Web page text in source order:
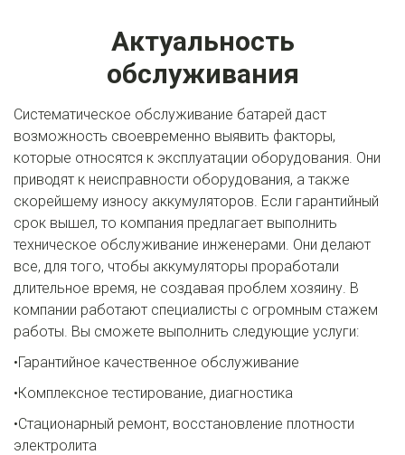
Актуальность
обслуживания
Систематическое обслуживание батарей даст
возможность своевременно выявить факторы,
которые относятся к эксплуатации оборудования. Они
приводят к неисправности оборудования, а также
скорейшему износу аккумуляторов. Если гарантийный
срок вышел, то компания предлагает выполнить
техническое обслуживание инженерами. Они делают
все, для того, чтобы аккумуляторы проработали
длительное время, не создавая проблем хозяину. В
компании работают специалисты с огромным стажем
работы. Вы сможете выполнить следующие услуги:
•Гарантийное качественное обслуживание
•Комплексное тестирование, диагностика
•Стационарный ремонт, восстановление плотности
электролита